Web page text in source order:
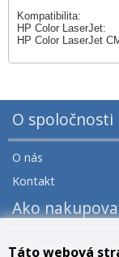
Kompatibilita:
HP Color
HP Color LaserJet
O spoločnosti
O nás
Kontakt
Ako
Veľkoobchod a
Táto webová